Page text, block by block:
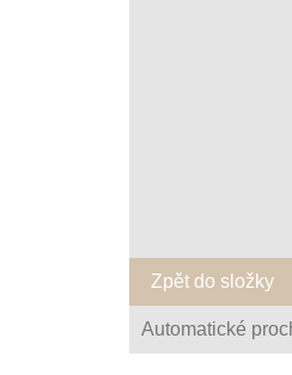
Zpět do složky
Automatické